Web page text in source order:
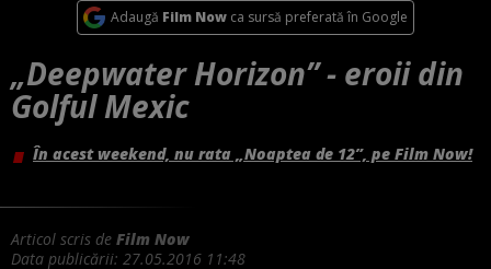
Adaugă Film Now ca sursă preferată în Google
„Deepwater Horizon” - eroii din
Golful Mexic
În acest weekend, nu rata „Noaptea de 12”, pe Film Now!
Articol scris de Film Now
Data publicării: 27.05.2016 11:48